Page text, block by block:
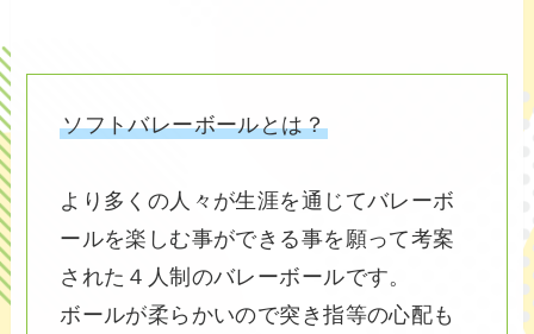
ソフトバレーボールとは？
より多くの人々が生涯を通じてバレーボ
ールを楽しむ事ができる事を願って考案
された４人制のバレーボールです。
ボールが柔らかいので突き指等の心配も